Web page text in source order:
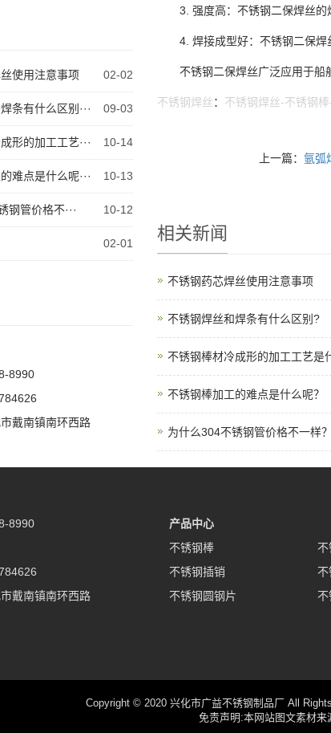
3. 强度高：不锈钢二保焊丝的
4. 焊接成型好：不锈钢二保焊
不锈钢二保焊丝广泛应用于船舶
不锈钢焊丝： 不锈钢焊丝-不锈钢
上一篇：氩弧
相关新闻
不锈钢药芯焊丝使用注意事项
不锈钢焊丝和焊条有什么区别?
不锈钢棒材冷成形的加工工艺是
不锈钢棒加工的难点是什么呢？
为什么304不锈钢管价格不一样？
使用注意事项 02-02
条有什么区别··· 09-03
形的加工工艺··· 10-14
难点是什么呢··· 10-13
钢管价格不··· 10-12
02-01
8990
戴南镇南环西路
8990
戴南镇南环西路
产品中心
不锈钢棒
不锈钢插销
不锈钢圆钢片
Copyright © 2020 兴化市广益不锈钢制品厂 All
免责声明:本网站图文素材